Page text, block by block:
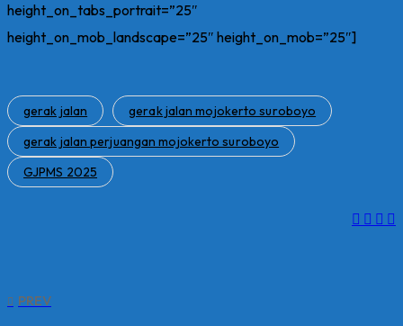
height_on_tabs_portrait=”25″
height_on_mob_landscape=”25″ height_on_mob=”25″]
gerak jalan
gerak jalan mojokerto suroboyo
gerak jalan perjuangan mojokerto suroboyo
GJPMS 2025
PREV